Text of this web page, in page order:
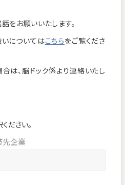
個人情報保護方針
電話
をお願いいたします。
についてはこちらをご覧くださ
は、脳ドック係より連絡いたし
ださい。
先企業